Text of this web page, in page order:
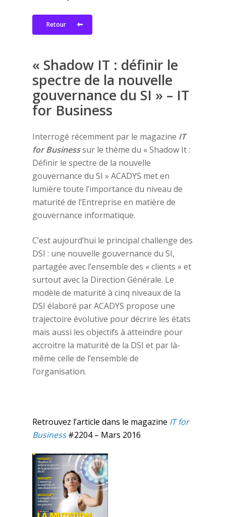
Retour
« Shadow IT : définir le
spectre de la nouvelle
gouvernance du SI » – IT
for Business
Interrogé récemment par le magazine IT
for Businesssur le thème du « Shadow It :
Définir le spectre de la nouvelle
gouvernance du SI » ACADYS met en
lumière toute l’importance du niveau de
maturité de l’Entreprise en matière de
gouvernance informatique.
C’est aujourd’hui le principal challenge des
DSI : une nouvelle gouvernance du SI,
partagée avec l’ensemble des « clients » et
surtout avec la Direction Générale. Le
modèle de maturité à cinq niveaux de la
DSI élaboré par ACADYS propose une
trajectoire évolutive pour décrire les états
mais aussi les objectifs à atteindre pour
accroitre la maturité de la DSI et par là-
même celle de l’ensemble de
l’organisation.
Retrouvez l’article dans le magazine IT for
Business#2204 – Mars 2016